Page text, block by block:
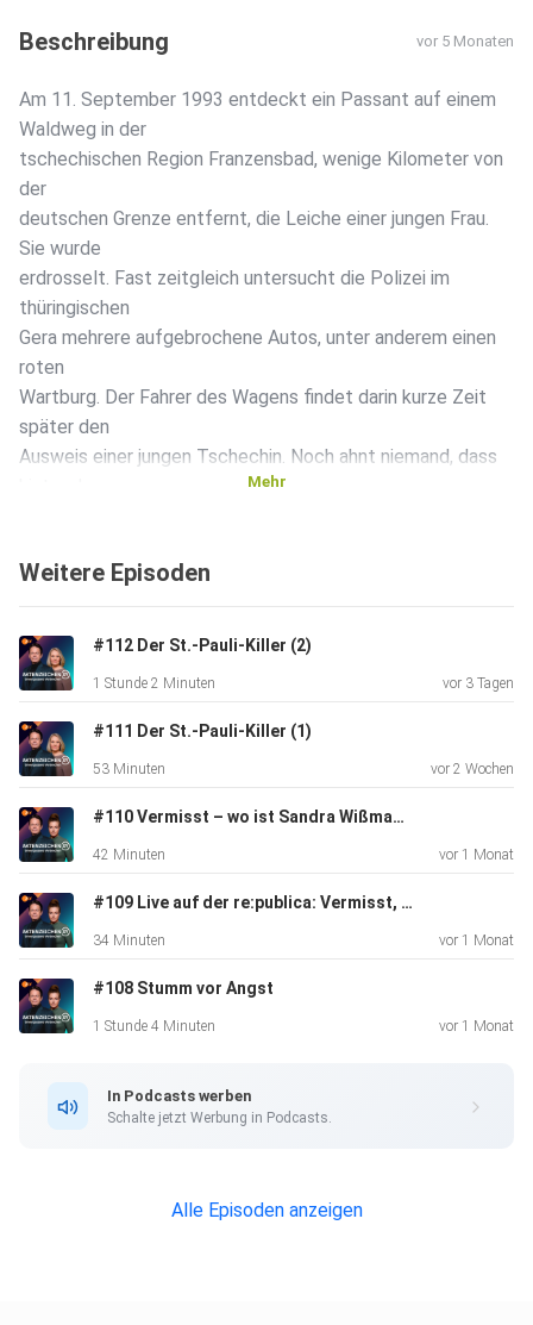
Beschreibung vor 5 Monaten
Am 11. September 1993 entdeckt ein Passant auf einem
Waldweg in der
tschechischen Region Franzensbad, wenige Kilometer von
der
deutschen Grenze entfernt, die Leiche einer jungen Frau.
Sie wurde
erdrosselt. Fast zeitgleich untersucht die Polizei im
thüringischen
Gera mehrere aufgebrochene Autos, unter anderem einen
roten
Wartburg. Der Fahrer des Wagens findet darin kurze Zeit
später den
Ausweis einer jungen Tschechin. Noch ahnt niemand, dass
größeres Verbrechen steckt. Erst als Monate später klar
die Taten miteinander in Zusammenhang stehen, beginnen
für die
Kripo jahrelange, grenzübergreifende Ermittlungen. Die
Zusammenarbeit beider Länder verläuft nach der Auflösung
des
Jahre nach dem
Mord – ändert sich mit dem Eintritt Tschechiens in die EU
Gesetzeslage und vereinfacht den Austausch zwischen
den Behörden.
überprüft. Zu
Gast im Aufnahmestudio bei Rudi Cerne und Conny
zunächst als
Fall zuständig war. Er berichtet von einem Täter, der seinen
Mehr
Weitere Episoden
#112 Der St.-Pauli-Killer (2)
1 Stunde 2 Minuten vor 3 Tagen
#111 Der St.-Pauli-Killer (1)
53 Minuten vor 2 Wochen
#110 Vermisst – wo ist Sandra Wißmann?
42 Minuten vor 1 Monat
#109 Live auf der re:publica: Vermisst, nicht vergessen
34 Minuten vor 1 Monat
#108 Stumm vor Angst
1 Stunde 4 Minuten vor 1 Monat
In Podcasts werben
Schalte jetzt Werbung in Podcasts.
Alle Episoden anzeigen